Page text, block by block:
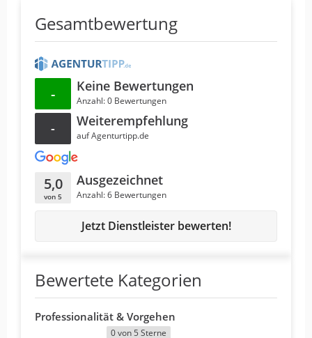
Bewertete Kategorien
Professionalität & Vorgehen
0 von 5 Sterne
Gesamtbewertung
- Keine Bewertungen
Anzahl: 0 Bewertungen
- Weiterempfehlung
auf Agenturtipp.de
5,0
von 5
Ausgezeichnet
Anzahl: 6 Bewertungen
Jetzt Dienstleister bewerten!